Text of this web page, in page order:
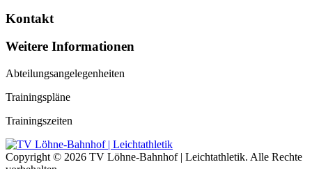
Kontakt
Weitere Informationen
Abteilungsangelegenheiten
Trainingspläne
Trainingszeiten
Copyright © 2026 TV Löhne-Bahnhof | Leichtathletik. Alle Rechte